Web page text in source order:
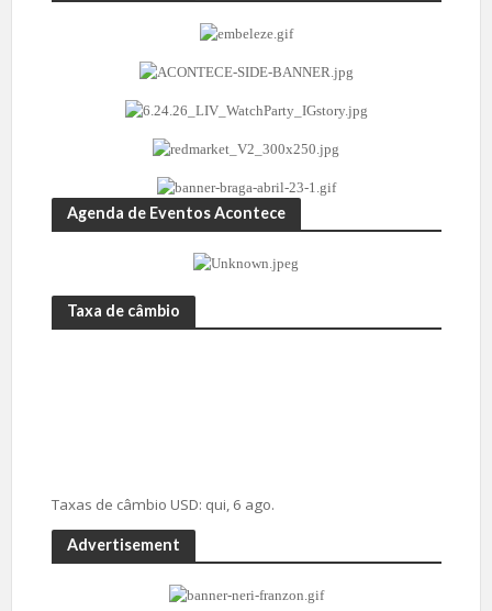
Agenda de Eventos Acontece
Taxa de câmbio
Taxas de câmbio USD: qui, 6 ago.
Advertisement